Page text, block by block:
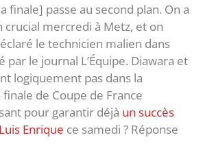
finale] passe au second plan. On a
crucial mercredi à Metz, et on
le technicien malien dans
par le journal L’Équipe. Diawara et
logiquement pas dans la
de Coupe de France
pour garantir déjà un succès
Enrique ce samedi ? Réponse